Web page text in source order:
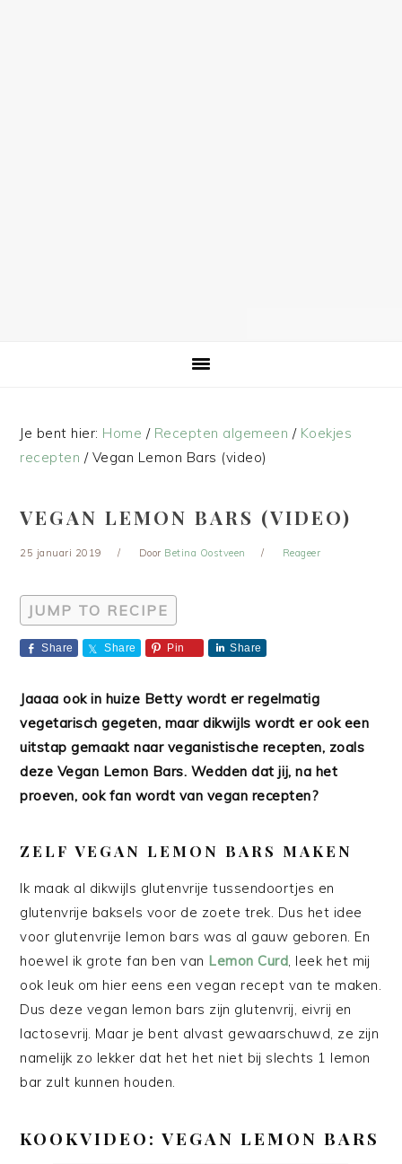
Je bent hier: Home / Recepten algemeen / Koekjes
recepten /Vegan Lemon Bars (video)
VEGAN LEMON BARS (VIDEO)
25 januari 2019 Door Betina Oostveen Reageer
JUMP TO RECIPE
Share Share Pin Share
Jaaaa ook in huize Betty wordt er regelmatig
vegetarisch gegeten, maar dikwijls wordt er ook een
uitstap gemaakt naar veganistische recepten, zoals
deze Vegan Lemon Bars. Wedden dat jij, na het
proeven, ook fan wordt van vegan recepten?
ZELF VEGAN LEMON BARS MAKEN
Ik maak al dikwijls glutenvrije tussendoortjes en
glutenvrije baksels voor de zoete trek. Dus het idee
voor glutenvrije lemon bars was al gauw geboren. En
hoewel ik grote fan ben van Lemon Curd, leek het mij
ook leuk om hier eens een vegan recept van te maken.
Dus deze vegan lemon bars zijn glutenvrij, eivrij en
lactosevrij. Maar je bent alvast gewaarschuwd, ze zijn
namelijk zo lekker dat het het niet bij slechts 1 lemon
bar zult kunnen houden.
KOOKVIDEO: VEGAN LEMON BARS